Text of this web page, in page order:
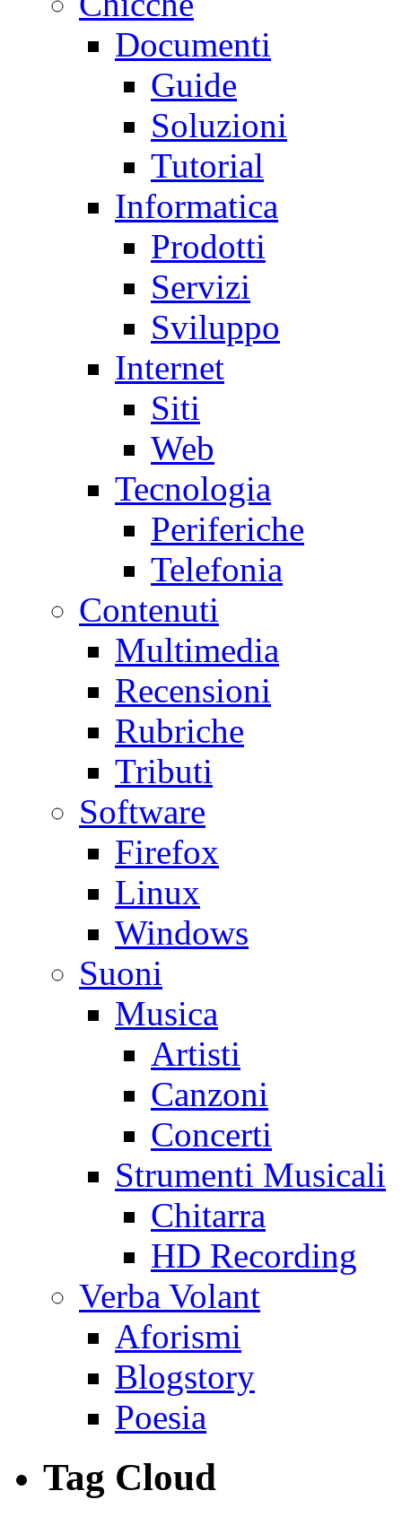
Documenti
Guide
Soluzioni
Tutorial
Informatica
Prodotti
Servizi
Sviluppo
Internet
Siti
Web
Tecnologia
Periferiche
Telefonia
Contenuti
Multimedia
Recensioni
Rubriche
Tributi
Software
Firefox
Linux
Windows
Suoni
Musica
Artisti
Canzoni
Concerti
Strumenti Musicali
Chitarra
HD Recording
Verba Volant
Aforismi
Blogstory
Poesia
Tag Cloud